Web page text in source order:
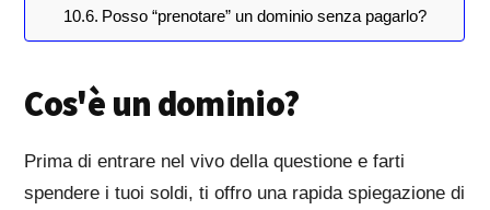
Posso “prenotare” un dominio senza pagarlo?
Cos'è un dominio?
Prima di entrare nel vivo della questione e farti
spendere i tuoi soldi, ti offro una rapida spiegazione di